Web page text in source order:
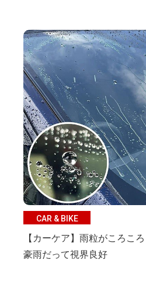
CAR & BIKE
【カーケア】雨粒がころこ
豪雨だって視界良好